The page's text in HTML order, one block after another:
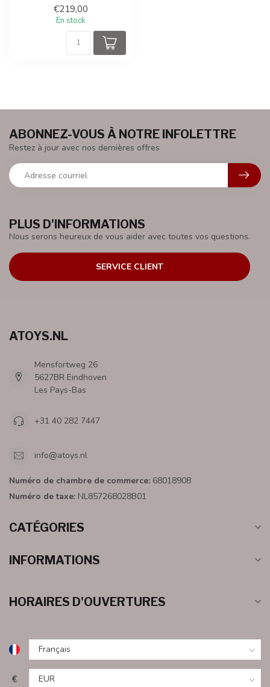
€219,00
En stock
PLUS D'INFORMATIONS
Nous serons heureux de vous aider avec toutes vos questions.
SERVICE CLIENT
ABONNEZ-VOUS À NOTRE INFOLETTRE
Restez à jour avec nos dernières offres
ATOYS.NL
Mensfortweg 26
5627BR Eindhoven
Les Pays-Bas
+31 40 282 7447
info@atoys.nl
Numéro de chambre de commerce: 68018908
Numéro de taxe: NL857268028B01
CATÉGORIES
INFORMATIONS
HORAIRES D'OUVERTURES
€